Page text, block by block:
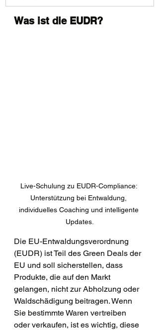
Was ist die EUDR?
Live-Schulung zu EUDR-Compliance:
Unterstützung bei Entwaldung,
individuelles Coaching und intelligente
Updates.
Die EU-Entwaldungsverordnung
(EUDR) ist Teil des Green Deals der
EU und soll sicherstellen, dass
Produkte, die auf den Markt
gelangen, nicht zur Abholzung oder
Waldschädigung beitragen. Wenn
Sie bestimmte Waren vertreiben
oder verkaufen, ist es wichtig, diese